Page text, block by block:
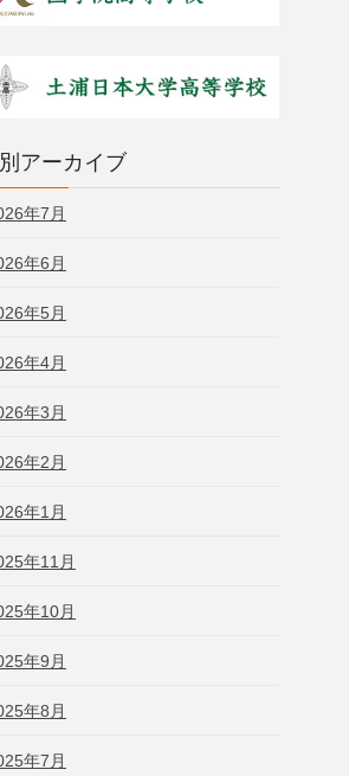
アーカイブ
年7月
年6月
年5月
年4月
年3月
年2月
年1月
年11月
年10月
年9月
年8月
年7月